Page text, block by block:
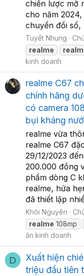
chiến lược mở
cho năm
chuyển đổi số,
Tuyết Nhung
realme
kinh doanh
realme C67
chính hãng
có camera
bụi kháng
realme vừa
realme C67
29/12/2023
200.000 đồng
phẩm dòng C
realme, hứa
đã thiết lập
Khôi Nguyên
realme 108mp
ăn kinh doanh
D
Xuất hiện
triệu đầu tiên